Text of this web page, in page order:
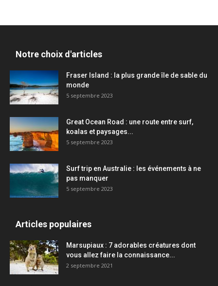
Notre choix d'articles
Fraser Island : la plus grande île de sable du
monde
5 septembre 2023
Great Ocean Road : une route entre surf,
koalas et paysages...
5 septembre 2023
Surf trip en Australie : les événements à ne
pas manquer
5 septembre 2023
Articles populaires
Marsupiaux : 7 adorables créatures dont
vous allez faire la connaissance...
2 septembre 2021